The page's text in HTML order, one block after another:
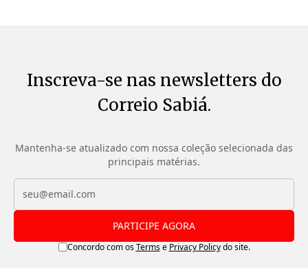
Inscreva-se nas newsletters do
Correio Sabiá.
Mantenha-se atualizado com nossa coleção selecionada das
principais matérias.
PARTICIPE AGORA
Concordo com osTermse Privacy Policydo site.